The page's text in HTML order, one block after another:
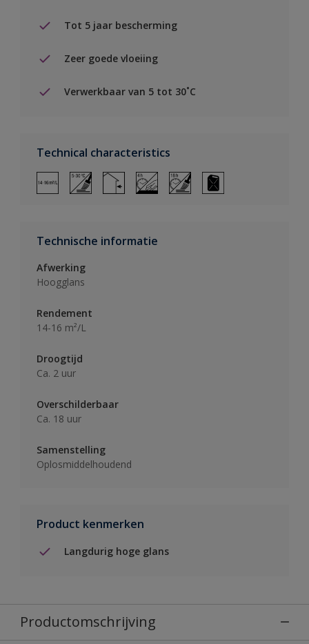
Tot 5 jaar bescherming
Zeer goede vloeiing
Verwerkbaar van 5 tot 30˚C
Technical characteristics
Technische informatie
Afwerking
Hoogglans
Rendement
14-16 m²/L
Droogtijd
Ca. 2 uur
Overschilderbaar
Ca. 18 uur
Samenstelling
Oplosmiddelhoudend
Product kenmerken
Langdurig hoge glans
Productomschrijving